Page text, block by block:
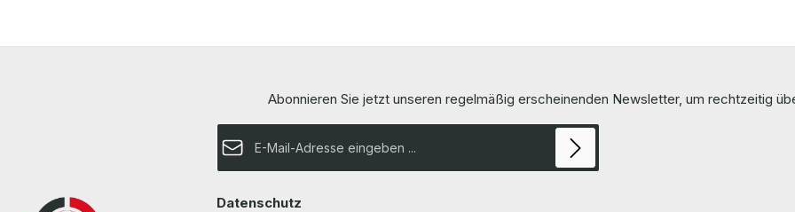
Abonnieren Sie jetzt unseren regelmäßig erscheinenden Newsletter, um rechtzeitig
E-Mail-Adresse*
Datenschutz